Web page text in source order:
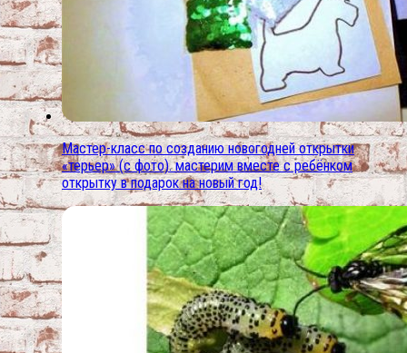
Мастер-класс по созданию новогодней открытки
«терьер» (с фото). мастерим вместе с ребёнком
открытку в подарок на новый год!